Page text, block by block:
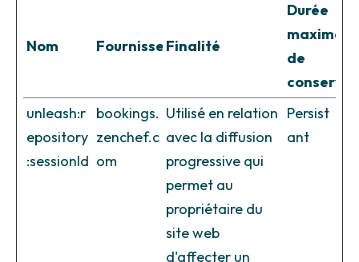
Nom FournisseurFinalité
Durée
maximale
de
unleash:r
epository
:sessionId
bookings.
zenchef.c
om
Utilisé en relation
avec la diffusion
progressive qui
permet au
propriétaire du
site web
d'affecter un
Persist
ant